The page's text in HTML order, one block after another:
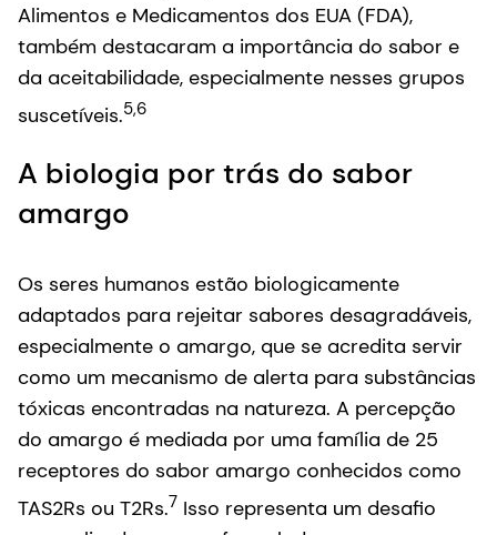
Alimentos e Medicamentos dos EUA (FDA),
também destacaram a importância do sabor e
da aceitabilidade, especialmente nesses grupos
suscetíveis.5,6
A biologia por trás do sabor
amargo
Os seres humanos estão biologicamente
adaptados para rejeitar sabores desagradáveis,
especialmente o amargo, que se acredita servir
como um mecanismo de alerta para substâncias
tóxicas encontradas na natureza. A percepção
do amargo é mediada por uma família de 25
receptores do sabor amargo conhecidos como
TAS2Rs ou T2Rs.7 Isso representa um desafio